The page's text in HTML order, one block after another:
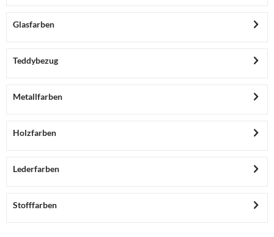
Glasfarben
Teddybezug
Metallfarben
Holzfarben
Lederfarben
Stofffarben